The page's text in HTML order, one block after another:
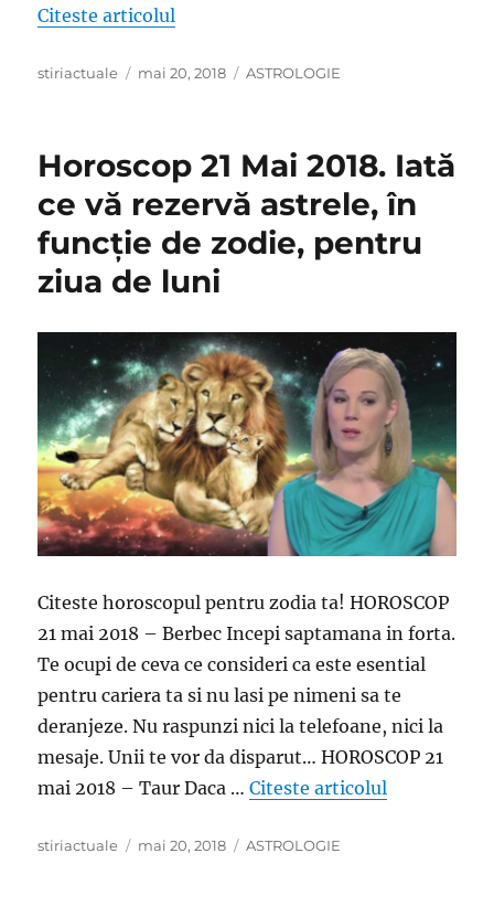
Citeste articolul
Author
stiriactuale
Posted
mai 20, 2018 Categories
ASTROLOGIE
Horoscop 21 Mai 2018. Iată
ce vă rezervă astrele, în
funcţie de zodie, pentru
ziua de luni
Citeste horoscopul pentru zodia ta! HOROSCOP
21 mai 2018 – Berbec Incepi saptamana in forta.
Te ocupi de ceva ce consideri ca este esential
pentru cariera ta si nu lasi pe nimeni sa te
deranjeze. Nu raspunzi nici la telefoane, nici la
mesaje. Unii te vor da disparut… HOROSCOP 21
mai 2018 – Taur Daca …Citeste articolul
Author
stiriactuale
Posted
mai 20, 2018 Categories
ASTROLOGIE